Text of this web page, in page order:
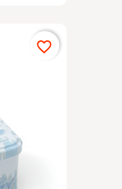
favorite_border